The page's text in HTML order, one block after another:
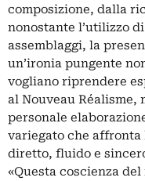
composizione, dalla
nonostante l’utilizzo
assemblaggi, la
un’ironia pungente
vogliano riprendere
al Nouveau Réalisme,
personale
variegato che
diretto, fluido e
«Questa coscienza